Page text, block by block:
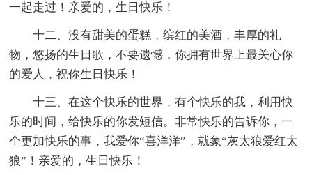
一起走过！亲爱的，生日快乐！
十二、没有甜美的蛋糕，缤红的美酒，丰厚的礼
物，悠扬的生日歌，不要遗憾，你拥有世界上最关心你
的爱人，祝你生日快乐！
十三、在这个快乐的世界，有个快乐的我，利用快
乐的时间，给快乐的你发短信。非常快乐的告诉你，一
个更加快乐的事，我爱你“喜洋洋”，就象“灰太狼爱红太
狼”！亲爱的，生日快乐！